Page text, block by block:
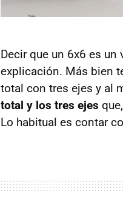
Decir que un 6x6 es
explicación. Más bien
total con tres ejes y al
total y los tres ejes
Lo habitual es contar